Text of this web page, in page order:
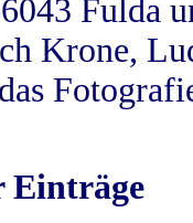
Fulda
Krone,
Einträge